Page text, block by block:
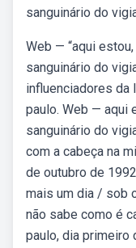
sanguinário do
Web — “aqui
sanguinário do
influenciadores da
paulo. Web — aqui
sanguinário do
com a cabeça na
de outubro de
mais um dia / sob
não sabe como é
paulo, dia primeiro